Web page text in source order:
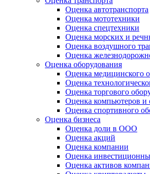
Оценка автотранспорта
Оценка мототехники
Оценка спецтехники
Оценка морских и
Оценка воздушного
Оценка
Оценка оборудования
Оценка медицинского
Оценка
Оценка торгового
Оценка компьютеров и
Оценка спортивного
Оценка бизнеса
Оценка доли в ООО
Оценка акций
Оценка компании
Оценка
Оценка активов